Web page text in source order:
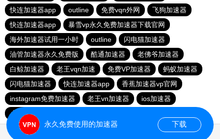
快连加速器app
outline 免费vqn外网
飞狗加速器
快连加速器app
暴雪vp永久免费加速器下载官网
海外加速器试用一小时
outline
闪电猫加速器
油管加速器永久免费版
酷通加速器
老佛爷加速器
白鲸加速器
老王vqn加速 免费VP加速器
蚂蚁加速器
闪电猫加速器
快连加速器app
香蕉加速器vp官网
instagram免费加速器
老王vn加速器
ios加速器
小猫咪ciash加速器
永久免费使用的加速器 下载